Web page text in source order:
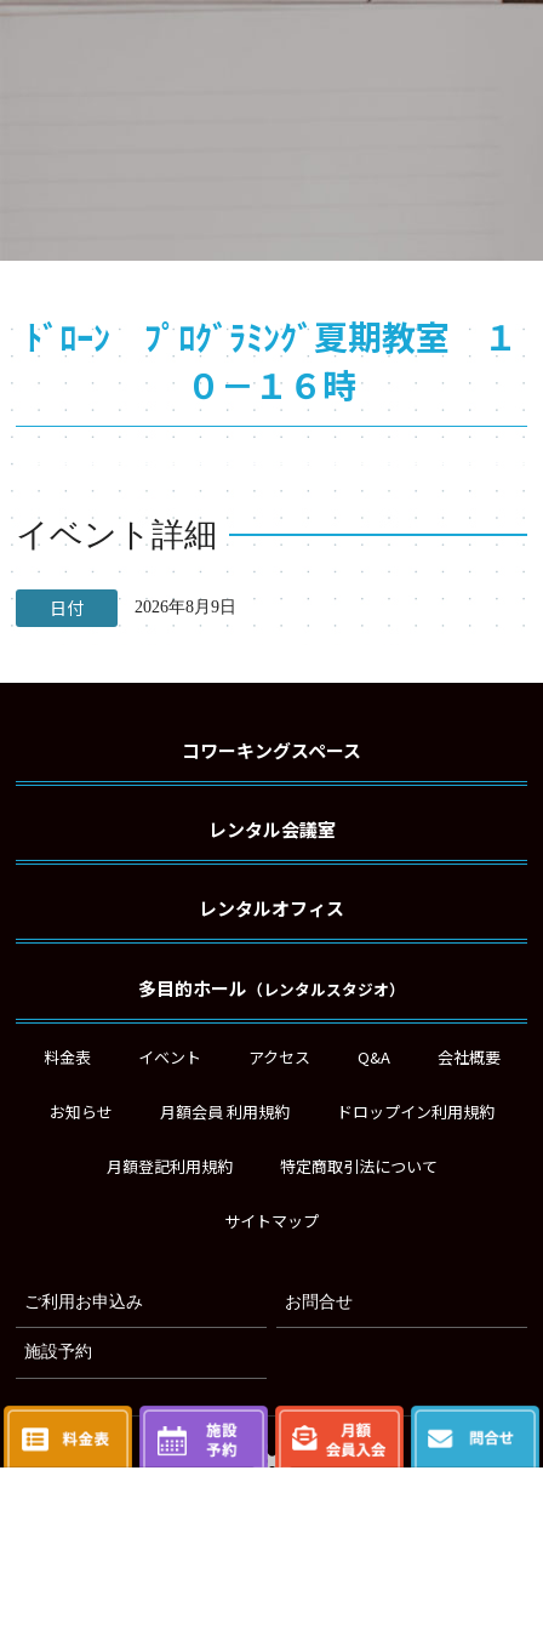
ﾄﾞﾛｰﾝ ﾌﾟﾛｸﾞﾗﾐﾝｸﾞ夏期教室 １
０－１６時
イベント詳細
日付 2026年8月9日
コワーキングスペース
レンタル会議室
レンタルオフィス
多目的ホール （レンタルスタジオ）
料金表 イベント アクセス Q&A 会社概要
お知らせ 月額会員 利用規約 ドロップイン利用規約
月額登記利用規約 特定商取引法について
サイトマップ
ご利用お申込み お問合せ
施設予約